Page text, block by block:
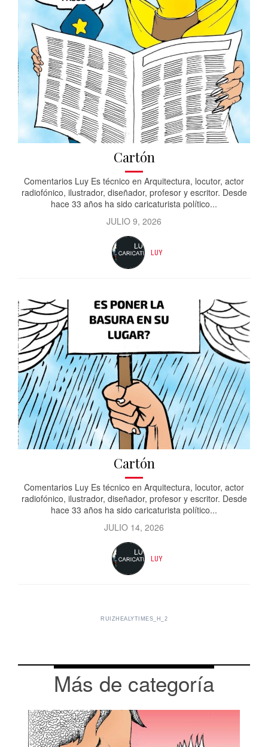
Cartón
Comentarios Luy Es técnico en Arquitectura, locutor, actor
radiofónico, ilustrador, diseñador, profesor y escritor. Desde
hace 33 años ha sido caricaturista político...
JULIO 9, 2026
LUY
Cartón
Comentarios Luy Es técnico en Arquitectura, locutor, actor
radiofónico, ilustrador, diseñador, profesor y escritor. Desde
hace 33 años ha sido caricaturista político...
JULIO 14, 2026
LUY
RUIZHEALYTIMES_H_2
Más de categoría